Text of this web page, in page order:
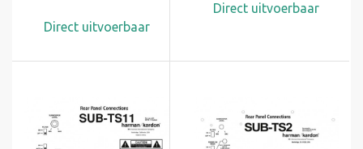
Direct uitvoerbaar
Direct uitvoerbaar